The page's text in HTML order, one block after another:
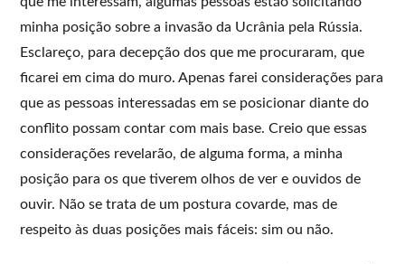
minha posição sobre a invasão da Ucrânia pela Rússia.
Esclareço, para decepção dos que me procuraram, que
ficarei em cima do muro. Apenas farei considerações para
que as pessoas interessadas em se posicionar diante do
conflito possam contar com mais base. Creio que essas
considerações revelarão, de alguma forma, a minha
posição para os que tiverem olhos de ver e ouvidos de
ouvir. Não se trata de um postura covarde, mas de
respeito às duas posições mais fáceis: sim ou não.